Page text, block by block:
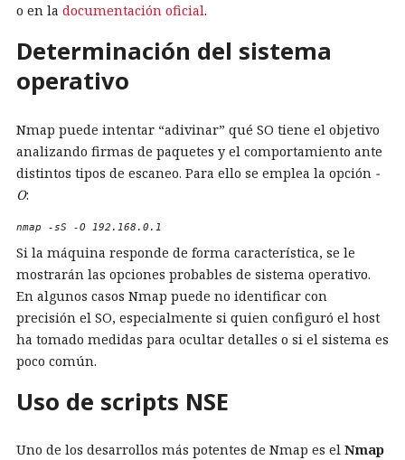
o en la documentación oficial.
Determinación del sistema
operativo
Nmap puede intentar “adivinar” qué SO tiene el objetivo
analizando firmas de paquetes y el comportamiento ante
distintos tipos de escaneo. Para ello se emplea la opción -
O:
nmap -sS -O 192.168.0.1
Si la máquina responde de forma característica, se le
mostrarán las opciones probables de sistema operativo.
En algunos casos Nmap puede no identificar con
precisión el SO, especialmente si quien configuró el host
ha tomado medidas para ocultar detalles o si el sistema es
poco común.
Uso de scripts NSE
Uno de los desarrollos más potentes de Nmap es el Nmap